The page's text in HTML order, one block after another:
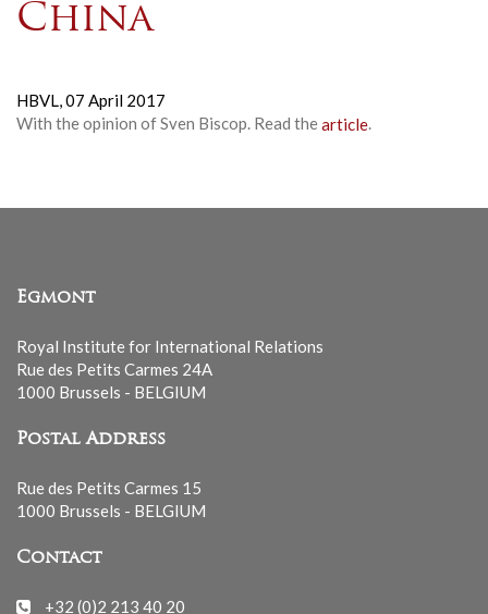
China
HBVL,07 April 2017
With the opinion of Sven Biscop. Read thearticle.
Egmont
Royal Institute for International Relations
Rue des Petits Carmes 24A
1000 Brussels - BELGIUM
Postal Address
Rue des Petits Carmes 15
1000 Brussels - BELGIUM
Contact
+32 (0)2 213 40 20